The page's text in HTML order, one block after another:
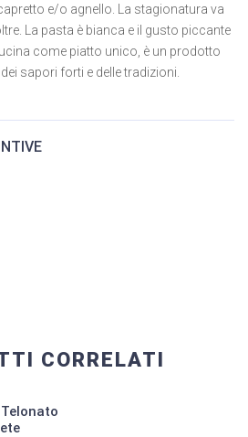
e/o agnello. La stagionatura va
La pasta è bianca e il gusto piccante
come piatto unico, è un prodotto
sapori forti e delle tradizioni.
CORRELATI